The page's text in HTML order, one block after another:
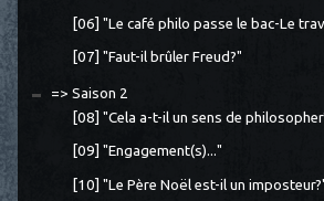
[06] "Le café philo passe le bac-Le
[07] "Faut-il brûler Freud?"
=> Saison 2
[08] "Cela a-t-il un sens de
[09] "Engagement(s)..."
[10] "Le Père Noël est-il un